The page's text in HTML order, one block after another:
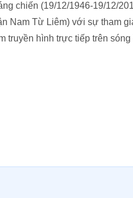
chiến (19/12/1946-19/12/
Nam Từ Liêm) với sự tham
truyền hình trực tiếp trên